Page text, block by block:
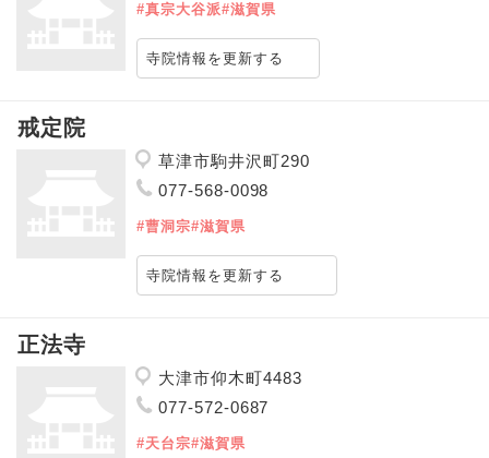
#真宗大谷派#滋賀県
寺院情報を更新する
戒定院
草津市駒井沢町290
077-568-0098
#曹洞宗#滋賀県
寺院情報を更新する
正法寺
大津市仰木町4483
077-572-0687
#天台宗#滋賀県